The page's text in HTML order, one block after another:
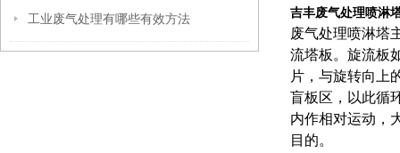
工业废气处理有哪些有效方法 吉丰废气处理喷淋
废气处理喷淋塔
流塔板。旋流板
片，与旋转向上
盲板区，以此循
内作相对运动，
目的。